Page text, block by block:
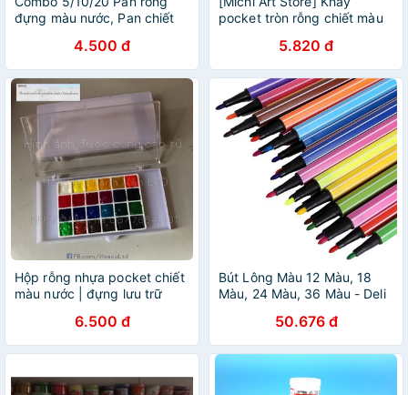
đựng màu nước, Pan chiết
4.500 đ
pocket tròn rỗng chiết màu
5.820 đ
Hộp rỗng nhựa pocket chiết
màu nước | đựng lưu trữ
nhẫn | pan 0.5ml khay 24 ô
6.500 đ
Bút Lông Màu 12 Màu, 18
Màu, 24 Màu, 36 Màu - Deli
50.676 đ